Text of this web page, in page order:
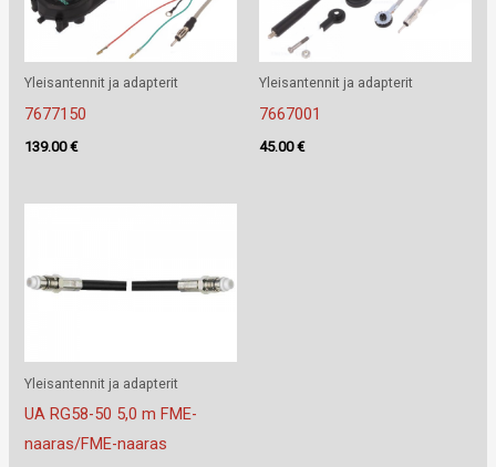
Yleisantennit ja adapterit
7677150
139.00€
Yleisantennit ja adapterit
7667001
45.00€
Yleisantennit ja adapterit
UA RG58-50 5,0 m FME-
naaras/FME-naaras